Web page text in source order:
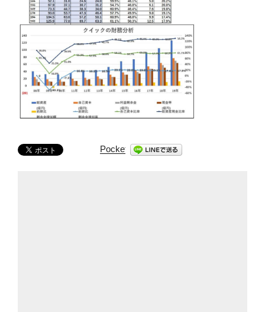
Pocket